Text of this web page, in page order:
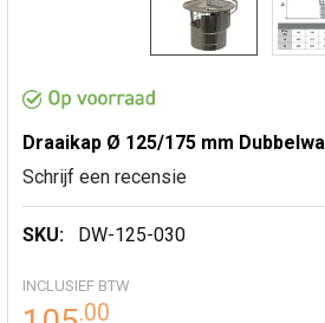
Draaikap Ø 125/175 mm
Schrijf een recensie
SKU: DW-125-030
INCLUSIEF BTW
.00